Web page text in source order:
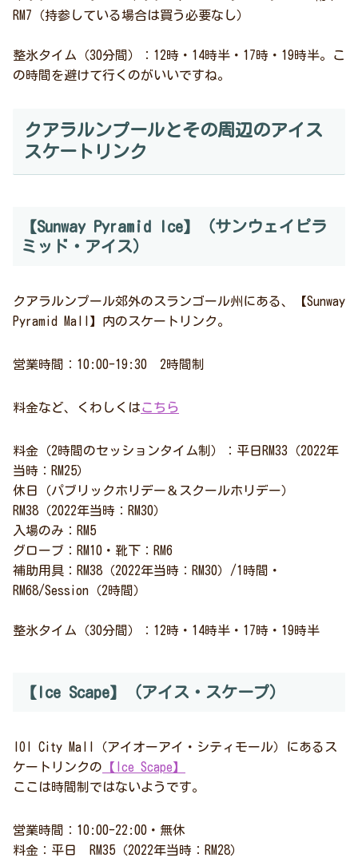
RM7（持参している場合は買う必要なし）
整氷タイム（30分間）：12時・14時半・17時・19時半。こ
の時間を避けて行くのがいいですね。
クアラルンプールとその周辺のアイス
スケートリンク
【Sunway Pyramid Ice】（サンウェイピラ
ミッド・アイス）
クアラルンプール郊外のスランゴール州にある、【Sunway
Pyramid Mall】内のスケートリンク。
営業時間：10:00-19:30 2時間制
料金など、くわしくはこちら
料金（2時間のセッションタイム制）：平日RM33（2022年
当時：RM25）
休日（パブリックホリデー＆スクールホリデー）
RM38（2022年当時：RM30）
入場のみ：RM5
グローブ：RM10・靴下：RM6
補助用具：RM38（2022年当時：RM30）/1時間・
RM68/Session（2時間）
整氷タイム（30分間）：12時・14時半・17時・19時半
【Ice Scape】（アイス・スケープ）
IOI City Mall（アイオーアイ・シティモール）にあるス
ケートリンクの 【Ice Scape】
ここは時間制ではないようです。
営業時間：10:00-22:00・無休
料金：平日 RM35（2022年当時：RM28）